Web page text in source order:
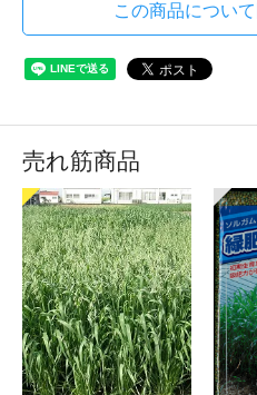
この商品につい
売れ筋商品